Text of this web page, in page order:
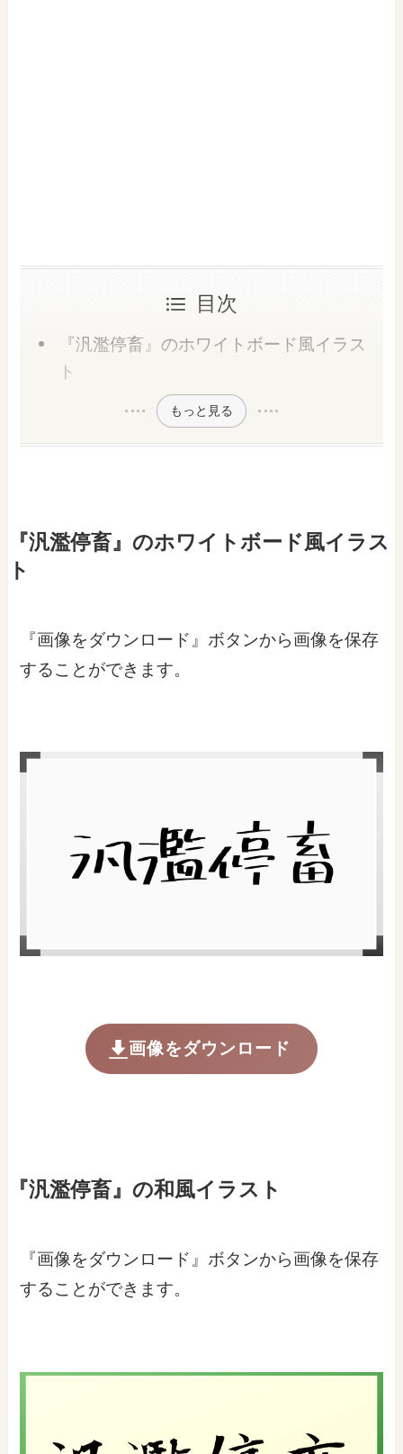
目次
『汎濫停畜』のホワイトボード風イラス
ト
もっと見る
『汎濫停畜』のホワイトボード風イラス
ト
『画像をダウンロード』ボタンから画像を保存
することができます。
画像をダウンロード
『汎濫停畜』の和風イラスト
『画像をダウンロード』ボタンから画像を保存
することができます。